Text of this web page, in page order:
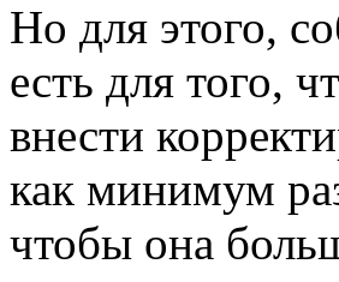
Но для этого,
есть для того,
внести
как минимум
чтобы она